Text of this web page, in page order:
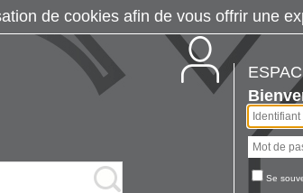
Se
de cookies afin de vous offrir une